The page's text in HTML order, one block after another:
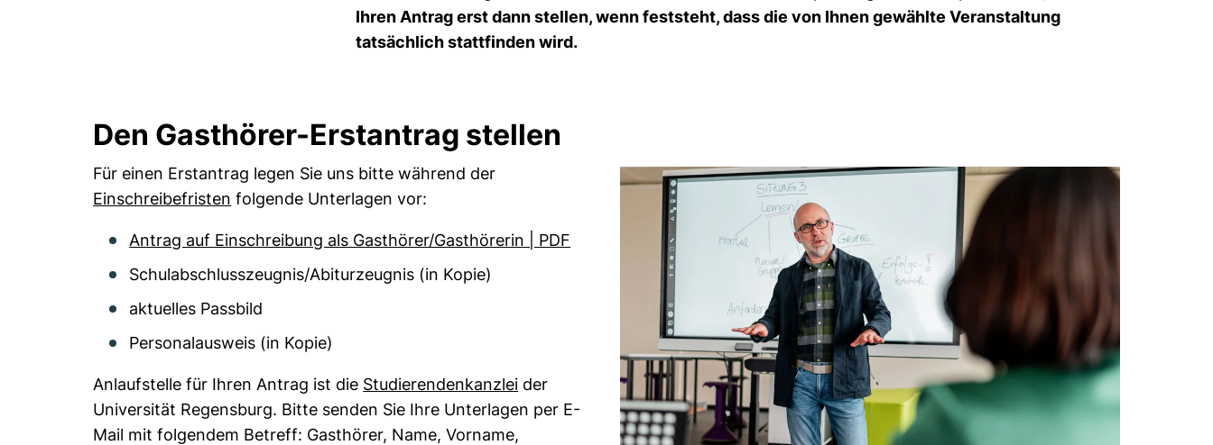
Ihren Antrag erst dann stellen, wenn feststeht, dass die von Ihnen gewählte Veranstaltung
tatsächlich stattfinden wird.
Den Gasthörer-Erstantrag stellen
Für einen Erstantrag legen Sie uns bitte während der
Einschreibefristen folgende Unterlagen vor:
Antrag auf Einschreibung als Gasthörer/Gasthörerin | PDF
Schulabschlusszeugnis/Abiturzeugnis (in Kopie)
aktuelles Passbild
Personalausweis (in Kopie)
Anlaufstelle für Ihren Antrag ist die Studierendenkanzlei der
Universität Regensburg. Bitte senden Sie Ihre Unterlagen per E-
Mail mit folgendem Betreff: Gasthörer, Name, Vorname,